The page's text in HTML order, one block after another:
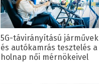
5G-távirányítású járművek
és autókamrás tesztelés a
holnap női mérnökeivel